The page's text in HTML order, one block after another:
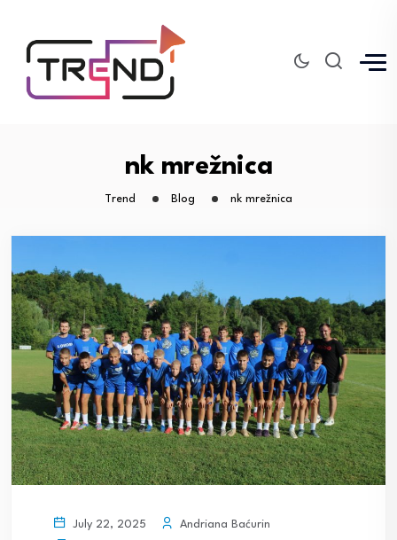
nk mrežnica
Trend Blog nk mrežnica
July 22, 2025
Andriana Baćurin